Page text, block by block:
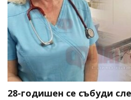
28-годишен се събуди